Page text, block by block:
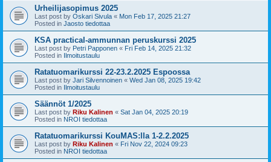
Urheilijasopimus 2025
Last post by Oskari Sivula « Mon Feb 17, 2025 21:27
Posted in Jaosto tiedottaa
KSA practical-ammunnan peruskurssi 2025
Last post by Petri Papponen « Fri Feb 14, 2025 21:32
Posted in Ilmoitustaulu
Ratatuomarikurssi 22-23.2.2025 Espoossa
Last post by Jari Silvennoinen « Wed Jan 08, 2025 19:42
Posted in Ilmoitustaulu
Säännöt 1/2025
Last post by Riku Kalinen « Sat Jan 04, 2025 20:19
Posted in NROI tiedottaa
Ratatuomarikurssi KouMAS:lla 1-2.2.2025
Last post by Riku Kalinen « Fri Nov 22, 2024 09:23
Posted in NROI tiedottaa